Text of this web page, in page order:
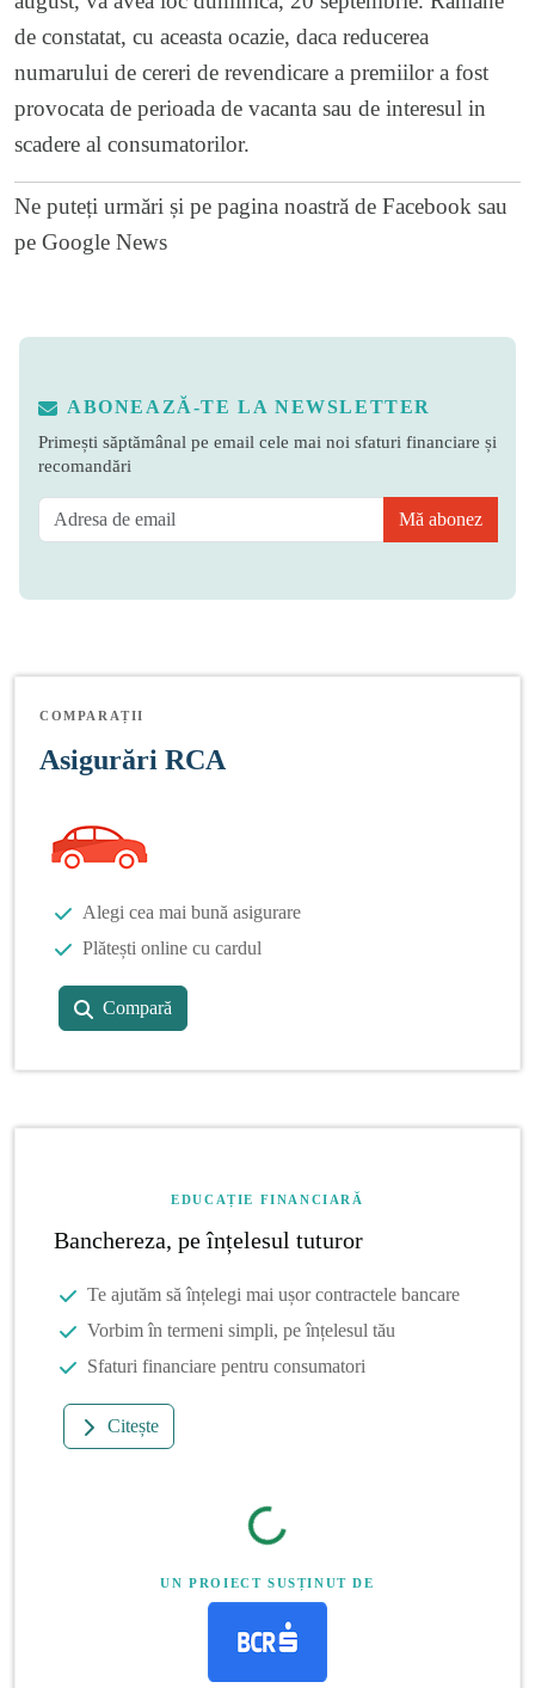
de constatat, cu aceasta ocazie, daca reducerea
numarului de cereri de revendicare a premiilor a fost
provocata de perioada de vacanta sau de interesul in
scadere al consumatorilor.
Ne puteți urmări și pe pagina noastră de Facebook sau
pe Google News
ABONEAZĂ-TE LA NEWSLETTER
Primești săptămânal pe email cele mai noi sfaturi financiare și
recomandări
Mă abonez
COMPARAȚII
Asigurări RCA
Alegi cea mai bună asigurare
Plătești online cu cardul
Compară
EDUCAȚIE FINANCIARĂ
Banchereza, pe înțelesul tuturor
Te ajutăm să înțelegi mai ușor contractele bancare
Vorbim în termeni simpli, pe înțelesul tău
Sfaturi financiare pentru consumatori
Citește
UN PROIECT SUSȚINUT DE